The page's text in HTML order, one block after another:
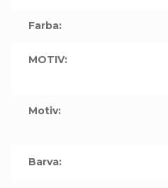
Farba:
MOTIV:
Motiv:
Barva: